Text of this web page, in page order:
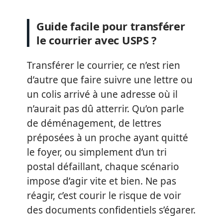
Guide facile pour transférer
le courrier avec USPS ?
Transférer le courrier, ce n’est rien
d’autre que faire suivre une lettre ou
un colis arrivé à une adresse où il
n’aurait pas dû atterrir. Qu’on parle
de déménagement, de lettres
préposées à un proche ayant quitté
le foyer, ou simplement d’un tri
postal défaillant, chaque scénario
impose d’agir vite et bien. Ne pas
réagir, c’est courir le risque de voir
des documents confidentiels s’égarer.